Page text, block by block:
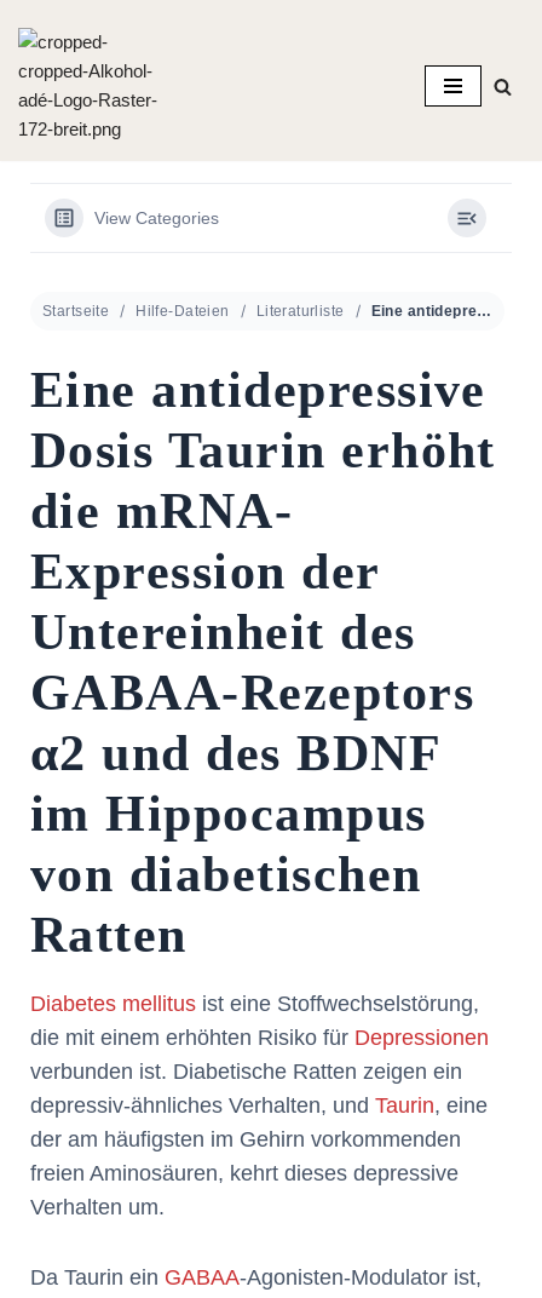
Zum
Inhalt
springen
View Categories
Startseite Hilfe-Dateien Literaturliste Eine antidepressive Dosis Taurin erhöht die mRNA-Expression der Untereinheit des GABAA-Rezeptors α2 und des BDNF im Hippocampus von diabetischen Ratten
Eine antidepressive
Dosis Taurin erhöht
die mRNA-
Expression der
Untereinheit des
GABAA-Rezeptors
α2 und des BDNF
im Hippocampus
von diabetischen
Ratten
Diabetes mellitus ist eine Stoffwechselstörung,
die mit einem erhöhten Risiko für Depressionen
verbunden ist. Diabetische Ratten zeigen ein
depressiv-ähnliches Verhalten, und Taurin, eine
der am häufigsten im Gehirn vorkommenden
freien Aminosäuren, kehrt dieses depressive
Verhalten um.
Da Taurin ein GABAA-Agonisten-Modulator ist,